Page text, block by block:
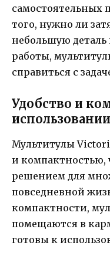
самостоятельных
того, нужно ли
небольшую
работы,
справиться с
Удобство и
использовании
Мультитулы
и компактностью,
решением для
повседневной
компактности,
помещаются в
готовы к